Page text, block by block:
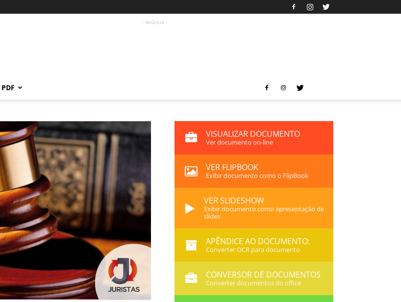
- Anúncio -
PDF
VISUALIZAR DOCUMENTO
Ver documento on-line
VER FLIPBOOK
Exibir documento como o FlipBook
VER SLIDESHOW
Exibir documento como apresentação de
slides
APÊNDICE AO DOCUMENTO:
Converter OCR para documento
CONVERSOR DE DOCUMENTOS
Converter documentos do office